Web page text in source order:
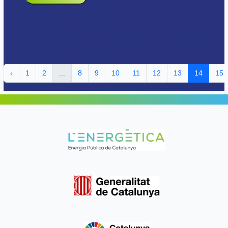
‹ 1 2 ... 8 9 10 11 12 13 14 15